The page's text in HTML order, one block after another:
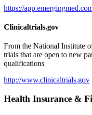
https://
Clinicaltrials.gov
From the National Institute
trials that are open to new
qualifications
http://www.clinicaltrials.gov
Health Insurance &